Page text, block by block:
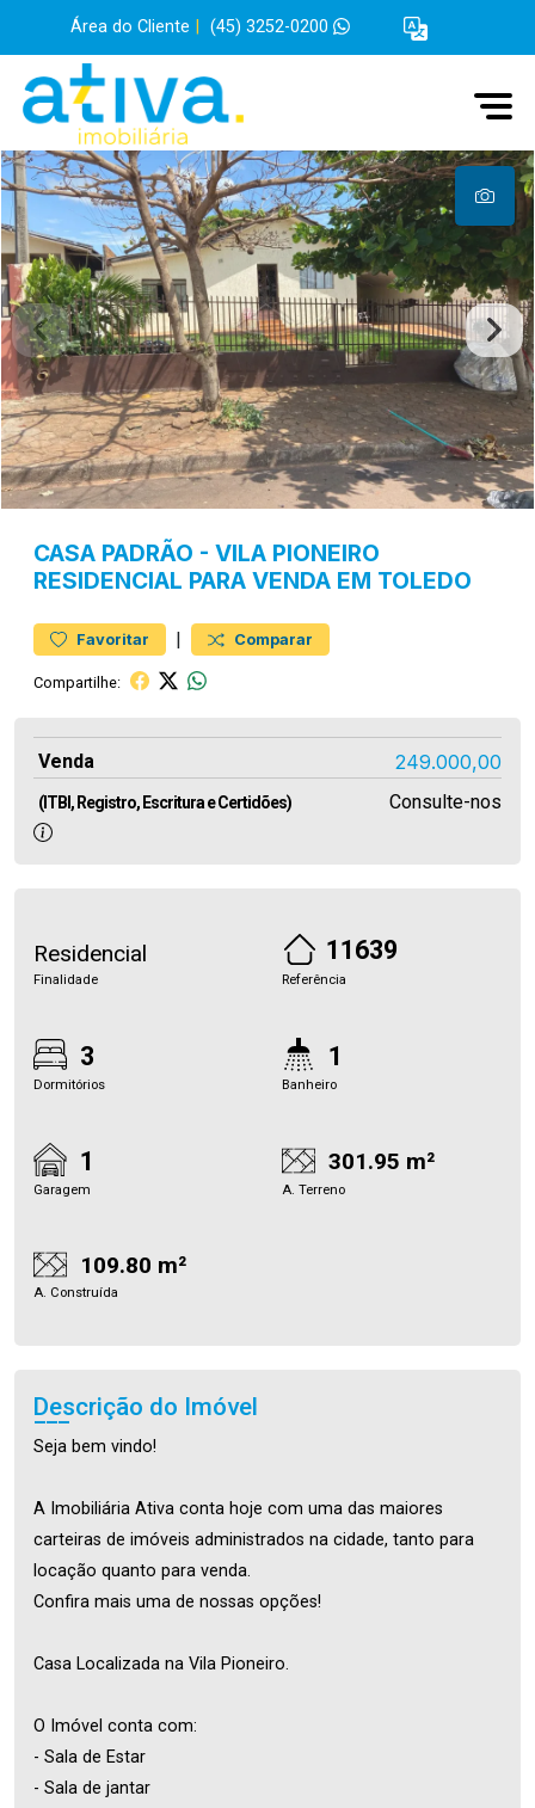
Área do Cliente (45) 3252-0200
CASA PADRÃO - VILA PIONEIRO
RESIDENCIAL PARA VENDA EM TOLEDO
Favoritar | Comparar
Compartilhe:
Venda 249.000,00
(ITBI, Registro, Escritura e Certidões) Consulte-nos
Residencial
Finalidade
11639
Referência
3
Dormitórios
1
Banheiro
1
Garagem
301.95 m²
A. Terreno
109.80 m²
A. Construída
Descrição do Imóvel
Seja bem vindo!
A Imobiliária Ativa conta hoje com uma das maiores
carteiras de imóveis administrados na cidade, tanto para
locação quanto para venda.
Confira mais uma de nossas opções!
Casa Localizada na Vila Pioneiro.
O Imóvel conta com:
- Sala de Estar
- Sala de jantar